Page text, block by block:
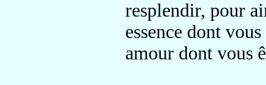
resplendir, pour
essence dont
amour dont vous